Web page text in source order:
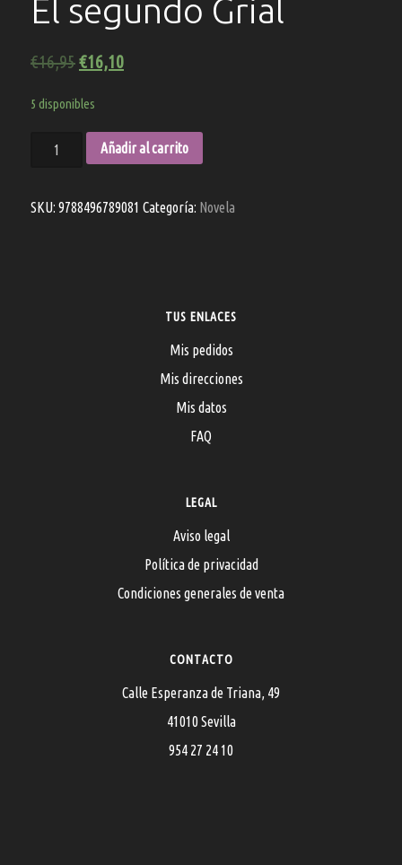
El segundo Grial
€16,95€16,10
5 disponibles
cantidad
Añadir al carrito
SKU: 9788496789081 Categoría: Novela
TUS ENLACES
Mis pedidos
Mis direcciones
Mis datos
FAQ
LEGAL
Aviso legal
Política de privacidad
Condiciones generales de venta
CONTACTO
Calle Esperanza de Triana, 49
41010 Sevilla
954 27 24 10